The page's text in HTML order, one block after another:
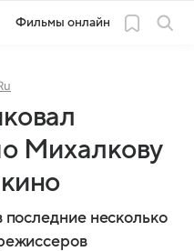
Фильмы онлайн
Михалкову
последние несколько